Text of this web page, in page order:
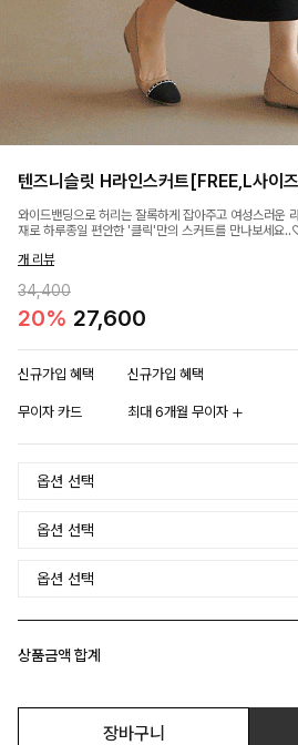
텐즈니슬릿 H라인스커트[FREE,L사이
와이드밴딩으로 허리는 잘록하게 잡아주고 여성스러운
재로 하루종일 편안한 '클릭'만의 스커트를 만나보세요
개 리뷰
34,400
20% 27,600
신규가입 혜택 신규가입 혜택
무이자 카드 최대 6개월 무이자
상품금액 합계
장바구니